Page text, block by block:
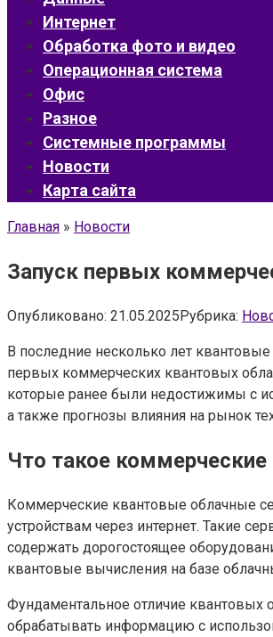
Интернет
Обработка фото и видео
Операционная система
Офис
Разное
Системные программы
Новости
Карта сайта
Главная » Новости
Запуск первых
Опубликовано: 21.05.2025Рубрика:
В последние несколько лет
первых коммерческих квантовых
которые ранее были недостижимы с
а также прогнозы влияния на рынок
Что такое
Коммерческие квантовые облачные
устройствам через интернет. Такие
содержать дорогостоящее
квантовые вычисления на базе
Фундаментальное отличие квантовых
обрабатывать информацию с